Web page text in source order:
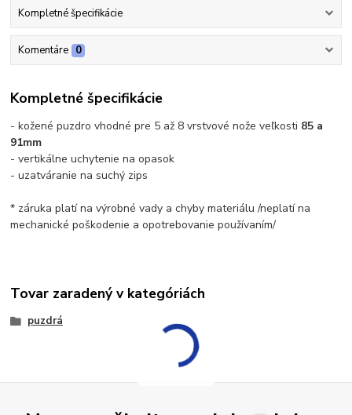
Kompletné špecifikácie
Komentáre 0
Kompletné špecifikácie
- kožené puzdro vhodné pre 5 až 8 vrstvové nože veľkosti 85 a
91mm
- vertikálne uchytenie na opasok
- uzatváranie na suchý zips
* záruka platí na výrobné vady a chyby materiálu /neplatí na
mechanické poškodenie a opotrebovanie používaním/
Tovar zaradený v kategóriách
puzdrá